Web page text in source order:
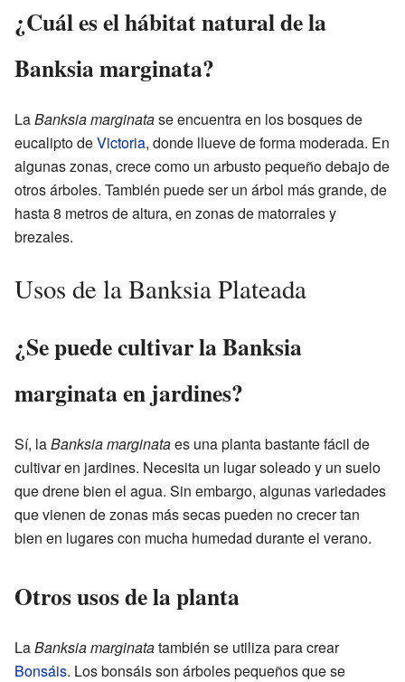
¿Cuál es el hábitat natural de la
Banksia marginata?
LaBanksia marginatase encuentra en los bosques de
eucalipto deVictoria, donde llueve de forma moderada. En
algunas zonas, crece como un arbusto pequeño debajo de
otros árboles. También puede ser un árbol más grande, de
hasta 8 metros de altura, en zonas de matorrales y
brezales.
Usos de la Banksia Plateada
¿Se puede cultivar la Banksia
marginata en jardines?
Sí, laBanksia marginataes una planta bastante fácil de
cultivar en jardines. Necesita un lugar soleado y un suelo
que drene bien el agua. Sin embargo, algunas variedades
que vienen de zonas más secas pueden no crecer tan
bien en lugares con mucha humedad durante el verano.
Otros usos de la planta
LaBanksia marginatatambién se utiliza para crear
Bonsáis. Los bonsáis son árboles pequeños que se